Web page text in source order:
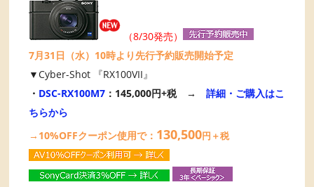
（8/30発売）
7月31日（水）10時より先行予約販売開始予定
▼Cyber-Shot 『RX100VII』
・ DSC-RX100M7 ：145,000円+税 →詳細・ご購入はこ
ちらから
→10%OFFクーポン使用で： 130,500円＋税